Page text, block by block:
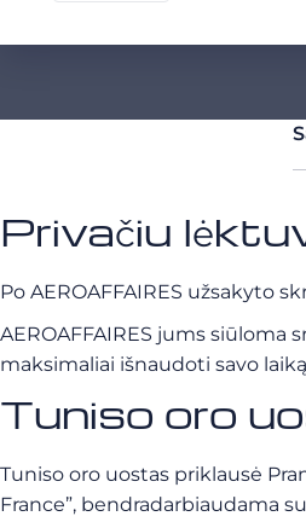
Privačiu
Po AEROAFFAIRES užsakyto
AEROAFFAIRES jums
maksimaliai išnaudoti savo
Tuniso oro
Tuniso oro uostas priklausė
France”, bendradarbiaudama